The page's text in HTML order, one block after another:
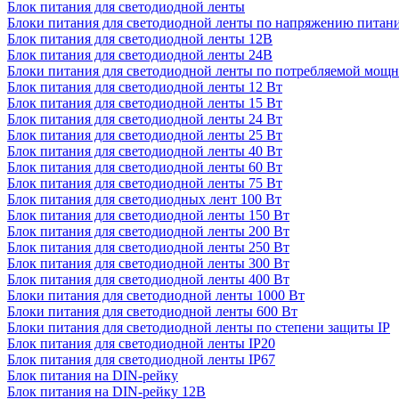
Блок питания для светодиодной ленты
Блоки питания для светодиодной ленты по напряжению
Блок питания для светодиодной ленты 12В
Блок питания для светодиодной ленты 24В
Блоки питания для светодиодной ленты по потребляемой
Блок питания для светодиодной ленты 12 Вт
Блок питания для светодиодной ленты 15 Вт
Блок питания для светодиодной ленты 24 Вт
Блок питания для светодиодной ленты 25 Вт
Блок питания для светодиодной ленты 40 Вт
Блок питания для светодиодной ленты 60 Вт
Блок питания для светодиодной ленты 75 Вт
Блок питания для светодиодных лент 100 Вт
Блок питания для светодиодной ленты 150 Вт
Блок питания для светодиодной ленты 200 Вт
Блок питания для светодиодной ленты 250 Вт
Блок питания для светодиодной ленты 300 Вт
Блок питания для светодиодной ленты 400 Вт
Блоки питания для светодиодной ленты 1000 Вт
Блоки питания для светодиодной ленты 600 Вт
Блоки питания для светодиодной ленты по степени защиты IP
Блок питания для светодиодной ленты IP20
Блок питания для светодиодной ленты IP67
Блок питания на DIN-рейку
Блок питания на DIN-рейку 12В